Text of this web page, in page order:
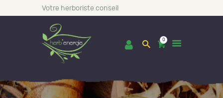
Votre herboriste conseil
0